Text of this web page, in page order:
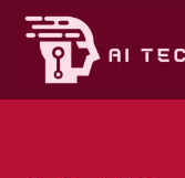
Skip
content